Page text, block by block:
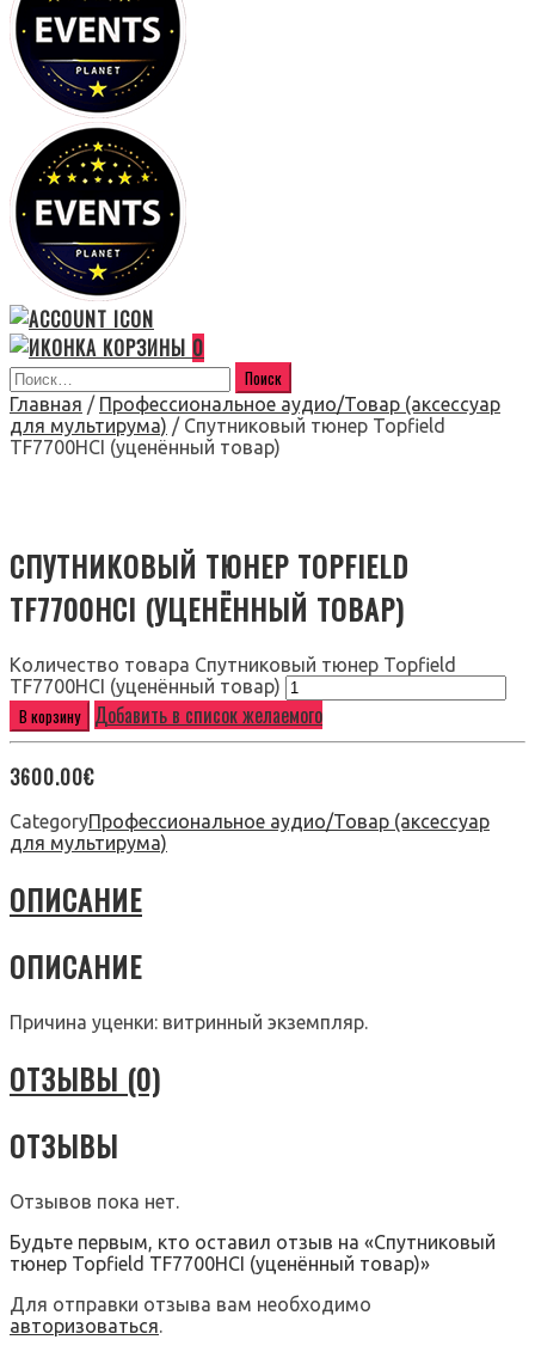
0
Главная / Профессиональное аудио/Товар (аксессуар
для мультирума) / Спутниковый тюнер Topfield
TF7700HCI (уценённый товар)
СПУТНИКОВЫЙ ТЮНЕР TOPFIELD
TF7700HCI (УЦЕНЁННЫЙ ТОВАР)
Количество товара Спутниковый тюнер Topfield
TF7700HCI (уценённый товар)
В корзину Добавить в список желаемого
3600.00€
CategoryПрофессиональное аудио/Товар (аксессуар
для мультирума)
ОПИСАНИЕ
ОПИСАНИЕ
Причина уценки: витринный экземпляр.
ОТЗЫВЫ (0)
ОТЗЫВЫ
Отзывов пока нет.
Будьте первым, кто оставил отзыв на «Спутниковый
тюнер Topfield TF7700HCI (уценённый товар)»
Для отправки отзыва вам необходимо
авторизоваться.